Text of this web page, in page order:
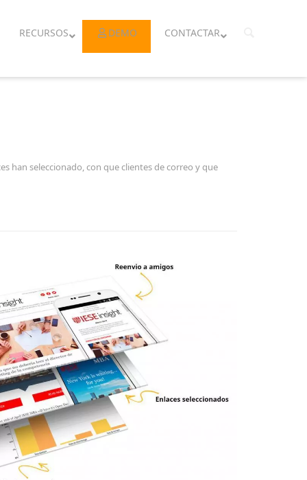
RECURSOS DEMO CONTACTAR
han seleccionado, con que clientes de correo y que